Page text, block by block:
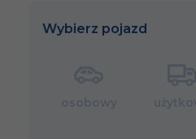
Wybierz pojazd